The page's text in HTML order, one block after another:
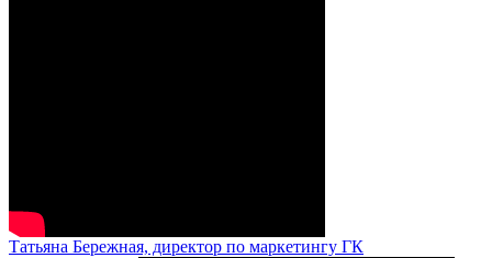
Татьяна Бережная, директор по маркетингу ГК